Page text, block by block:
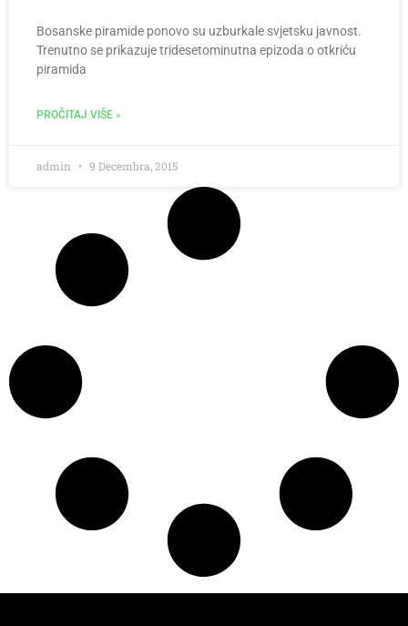
Bosanske piramide ponovo su uzburkale svjetsku javnost.
Trenutno se prikazuje tridesetominutna epizoda o otkriću
piramida
PROČITAJ VIŠE »
admin 9 Decembra, 2015